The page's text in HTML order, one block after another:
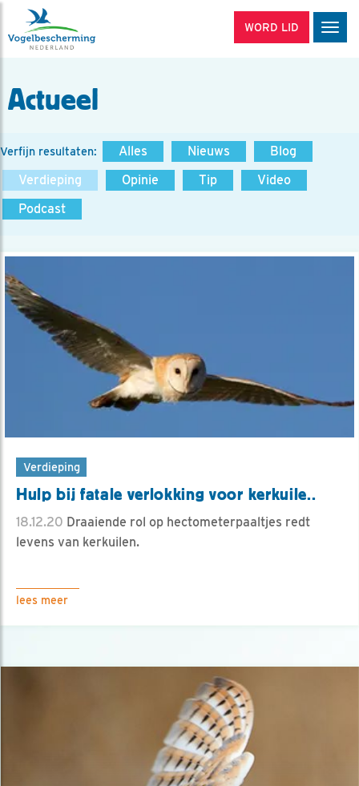
WORD LID
Actueel
Verfijn resultaten: Alles Nieuws
Blog
Verdieping
Opinie Tip
Video
Podcast
Verdieping
Hulp bij fatale verlokking voor kerkuile..
18.12.20 Draaiende rol op hectometerpaaltjes redt
levens van kerkuilen.
lees meer